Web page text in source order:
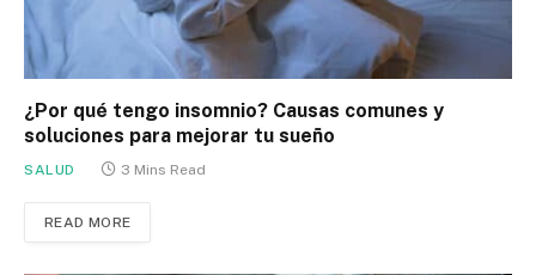
¿Por qué tengo insomnio? Causas comunes y
soluciones para mejorar tu sueño
SALUD 3 Mins Read
READ MORE